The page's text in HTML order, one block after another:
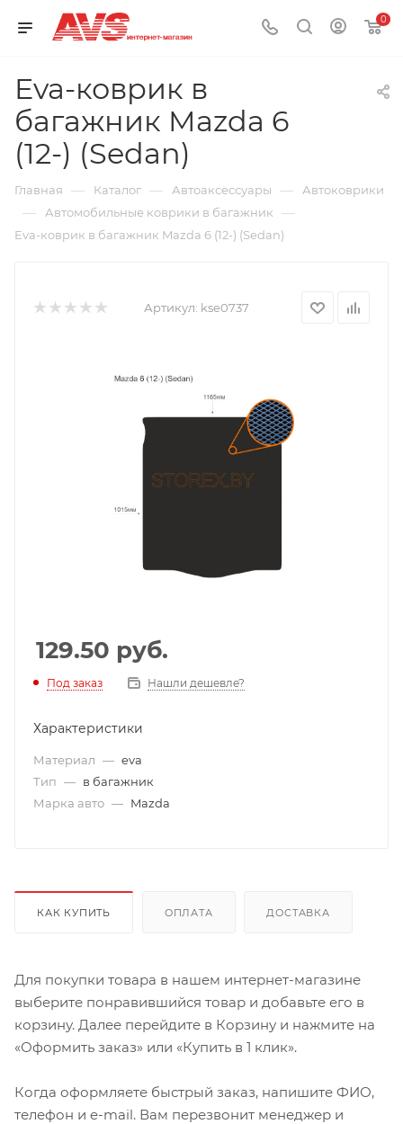
0
Eva-коврик в
багажник Mazda 6
(12-) (Sedan)
Главная — Каталог — Автоаксессуары — Автоковрики
— Автомобильные коврики в багажник —
Eva-коврик в багажник Mazda 6 (12-) (Sedan)
Артикул: kse0737
129.50 руб.
Под заказ Нашли дешевле?
Характеристики
Материал — eva
Тип — в багажник
Марка авто — Mazda
КАК КУПИТЬ ОПЛАТА ДОСТАВКА
Для покупки товара в нашем интернет-магазине
выберите понравившийся товар и добавьте его в
корзину. Далее перейдите в Корзину и нажмите на
«Оформить заказ» или «Купить в 1 клик».
Когда оформляете быстрый заказ, напишите ФИО,
телефон и e-mail. Вам перезвонит менеджер и